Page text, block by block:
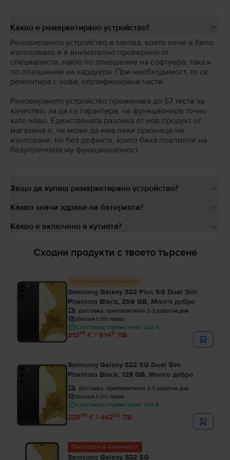
Какво е ремаркетирано устройство?
Реновираното устройство е такова, което вече е било
използвано и е внимателно проверено от
специалисти, както по отношение на софтуера, така и
по отношение на хардуера. При необходимост, то се
ремонтира с нови, сертифицирани части.
Реновираното устройство преминава до 67 теста за
качество, за да се гарантира, че функционира точно
като ново. Единствената разлика от нов продукт от
магазина е, че може да има леки признаци на
износване, но без дефекти, които биха повлияли на
безупречната му функционалност.
Защо да купиш ремаркетирано устройство?
Какво значи здраве на батерията?
Какво е включено в кутията?
Сходни продукти с твоето търсене
Ограничена наличност
Samsung Galaxy S22 Plus 5G Dual Sim
Phantom Black, 256 GB, Много добро
Доставка: приблизително 2-3 работни дни
Вноски с 0% лихва
Спестяваш спрямо Ново: 228 €
31399 € / 61411 ЛВ
Samsung Galaxy S22 5G Dual Sim
Phantom Black, 128 GB, Много добро
Доставка: приблизително 2-3 работни дни
Вноски с 0% лихва
Спестяваш спрямо Ново: 234 €
22599 € / 44200 ЛВ
Последен в наличност
Samsung Galaxy S22 5G